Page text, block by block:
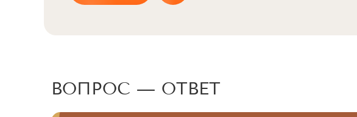
ВОПРОС — ОТВЕТ